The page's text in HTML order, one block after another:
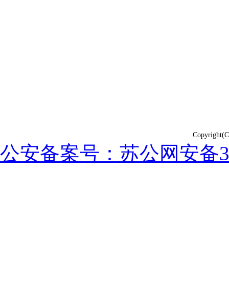
公安备案号：苏公网安备